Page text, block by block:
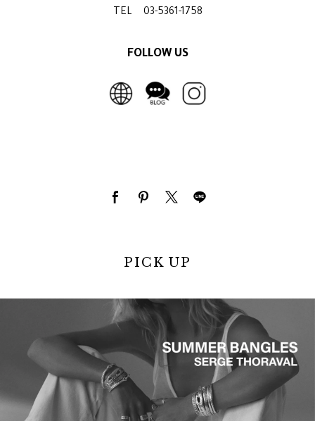
TEL 03-5361-1758
FOLLOW US
PICK UP